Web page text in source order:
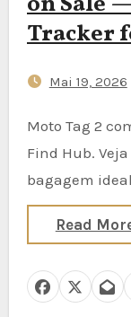
Tracker
Mai 19, 2026
Moto Tag 2 com UWB já está à venda no Android
Find Hub.
bagagem
Read